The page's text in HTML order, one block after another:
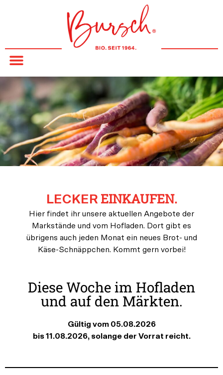
LECKER EINKAUFEN.
Hier findet ihr unsere aktuellen Angebote der
Markstände und vom Hofladen. Dort gibt es
übrigens auch jeden Monat ein neues Brot- und
Käse-Schnäppchen. Kommt gern vorbei!
Diese Woche im Hofladen
und auf den Märkten.
Gültig vom 05.08.2026
bis 11.08.2026, solange der Vorrat reicht.